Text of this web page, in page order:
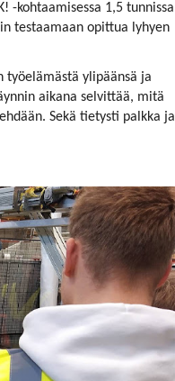
-kohtaamisessa 1,5 tunnissa
testaamaan opittua lyhyen
työelämästä ylipäänsä ja
aikana selvittää, mitä
Sekä tietysti palkka ja